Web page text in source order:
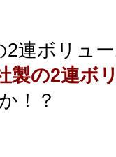
2連ボリュ
製の2連ボ
！？